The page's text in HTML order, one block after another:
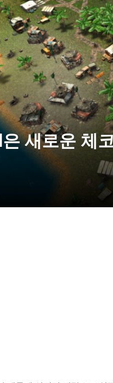
새로운 체